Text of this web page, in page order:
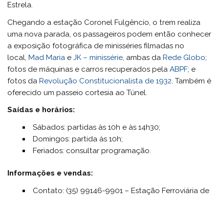
Estrela.
Chegando a estação Coronel Fulgêncio, o trem realiza
uma nova parada, os passageiros podem então conhecer
a exposição fotográfica de minisséries filmadas no
local,Mad Maria eJK – minissérie, ambas daRede Globo;
fotos de máquinas e carros recuperados pelaABPF; e
fotos daRevolução Constitucionalista de 1932. Também é
oferecido um passeio cortesia ao Túnel.
Saídas e horários:
Sábados: partidas às 10h e às 14h30;
Domingos: partida às 10h;
Feriados: consultar programação.
Informações e vendas:
Contato: (35) 99146-9901 – Estação Ferroviária de